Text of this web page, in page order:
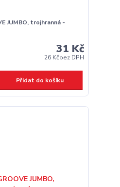
JUMBO, trojhranná -
31 Kč
26 Kčbez DPH
Přidat do košíku